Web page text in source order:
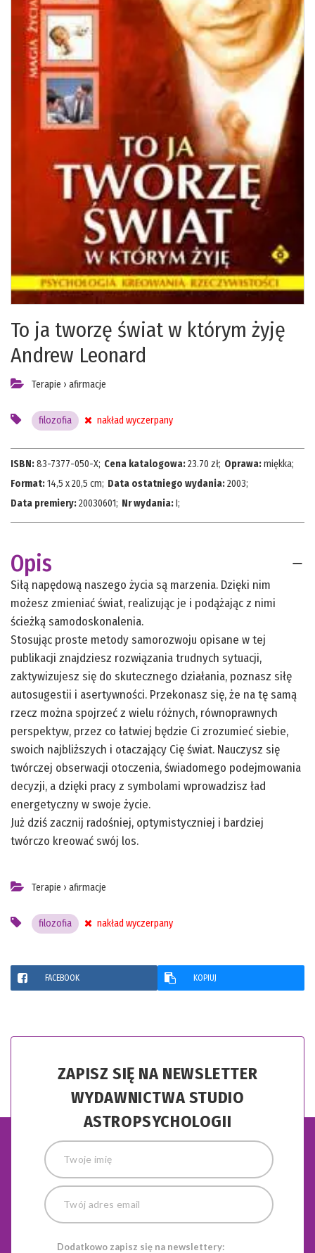
To ja tworzę świat w którym żyję
Andrew Leonard
Terapie › afirmacje
filozofia nakład wyczerpany
ISBN:83-7377-050-X; Cena katalogowa:23.70 zł; Oprawa:miękka;
Format:14,5 x 20,5 cm; Data ostatniego wydania:2003;
Data premiery:20030601; Nr wydania:I;
Opis
Siłą napędową naszego życia są marzenia. Dzięki nim
możesz zmieniać świat, realizując je i podążając z nimi
ścieżką samodoskonalenia.
Stosując proste metody samorozwoju opisane w tej
publikacji znajdziesz rozwiązania trudnych sytuacji,
zaktywizujesz się do skutecznego działania, poznasz siłę
autosugestii i asertywności. Przekonasz się, że na tę samą
rzecz można spojrzeć z wielu różnych, równoprawnych
perspektyw, przez co łatwiej będzie Ci zrozumieć siebie,
swoich najbliższych i otaczający Cię świat. Nauczysz się
twórczej obserwacji otoczenia, świadomego podejmowania
decyzji, a dzięki pracy z symbolami wprowadzisz ład
energetyczny w swoje życie.
Już dziś zacznij radośniej, optymistyczniej i bardziej
twórczo kreować swój los.
Terapie › afirmacje
filozofia nakład wyczerpany
FACEBOOK KOPIUJ
ZAPISZ SIĘ NA NEWSLETTER
WYDAWNICTWA STUDIO
ASTROPSYCHOLOGII
Dodatkowo zapisz się na newslettery: